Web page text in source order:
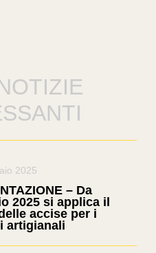
2025
– Da
2025 si applica il
accise per i
artigianali